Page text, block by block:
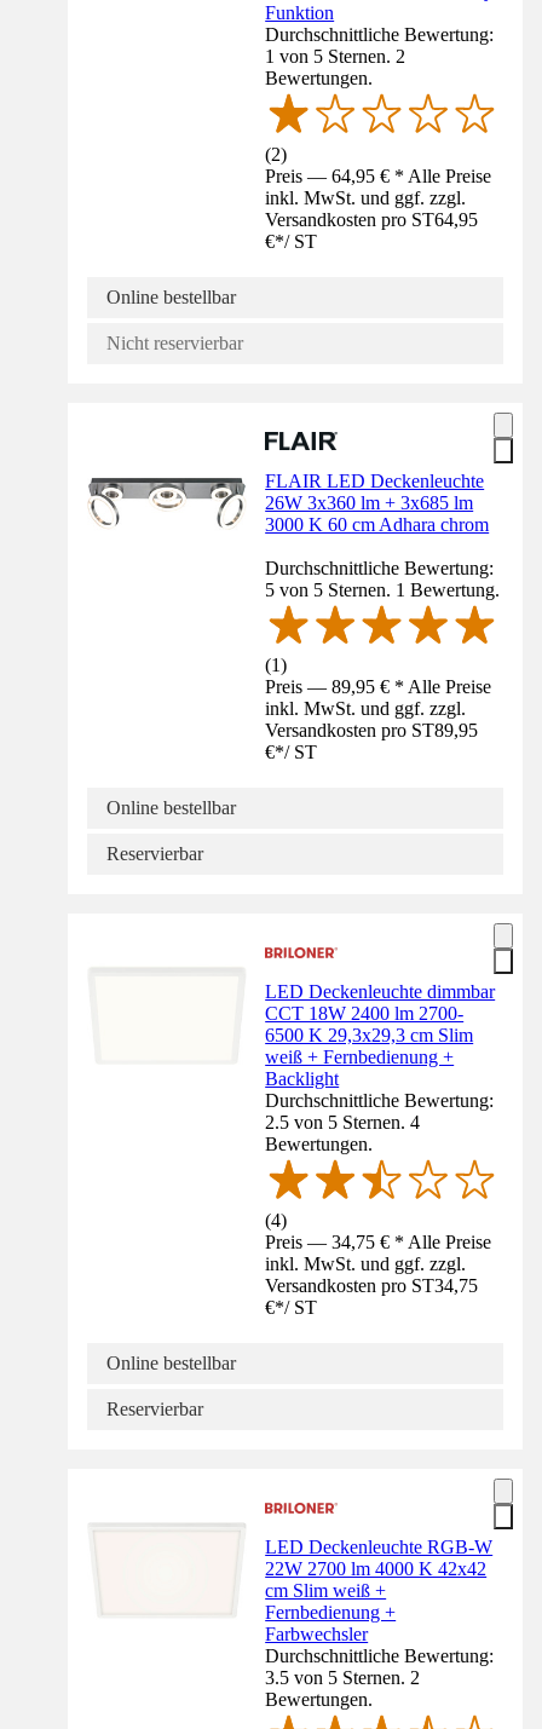
Funktion
Durchschnittliche Bewertung:
1 von 5 Sternen. 2
Bewertungen.
(2)
Preis — 64,95 € * Alle Preise
inkl. MwSt. und ggf. zzgl.
Versandkosten pro ST64,95
€*/ ST
Online bestellbar
Nicht reservierbar
FLAIR LED Deckenleuchte
26W 3x360 lm + 3x685 lm
3000 K 60 cm Adhara chrom
Durchschnittliche Bewertung:
5 von 5 Sternen. 1 Bewertung.
(1)
Preis — 89,95 € * Alle Preise
inkl. MwSt. und ggf. zzgl.
Versandkosten pro ST89,95
€*/ ST
Online bestellbar
Reservierbar
LED Deckenleuchte dimmbar
CCT 18W 2400 lm 2700-
6500 K 29,3x29,3 cm Slim
weiß + Fernbedienung +
Backlight
Durchschnittliche Bewertung:
2.5 von 5 Sternen. 4
Bewertungen.
(4)
Preis — 34,75 € * Alle Preise
inkl. MwSt. und ggf. zzgl.
Versandkosten pro ST34,75
€*/ ST
Online bestellbar
Reservierbar
LED Deckenleuchte RGB-W
22W 2700 lm 4000 K 42x42
cm Slim weiß +
Fernbedienung +
Farbwechsler
Durchschnittliche Bewertung:
3.5 von 5 Sternen. 2
Bewertungen.